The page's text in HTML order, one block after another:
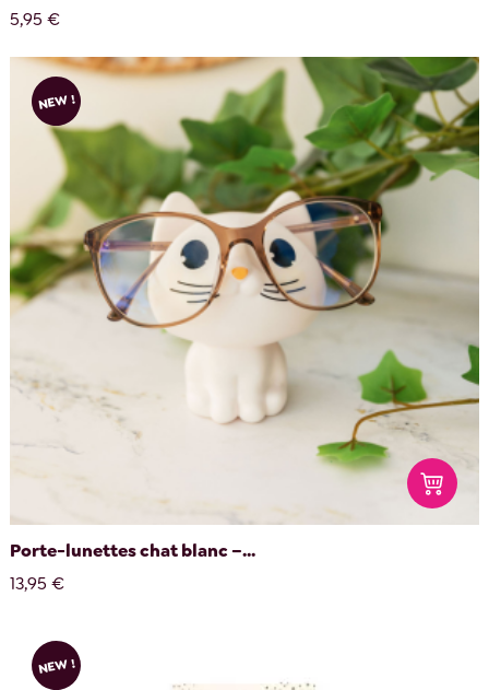
5,95 €
NEW !
Porte-lunettes chat blanc –...
13,95 €
NEW !